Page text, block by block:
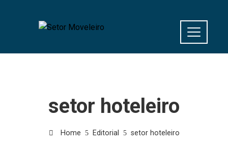
setor hoteleiro
Home Editorial setor hoteleiro